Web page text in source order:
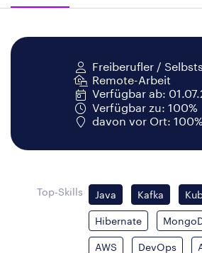
Freiberufler /
Remote-Arbeit
Verfügbar ab:
Verfügbar zu: 100%
davon vor Ort: 100%
Top-Skills Java Kafka
Hibernate
AWS DevOps